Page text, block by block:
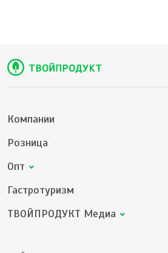
Компании
Розница
Опт
Гастротуризм
ТВОЙПРОДУКТ Медиа